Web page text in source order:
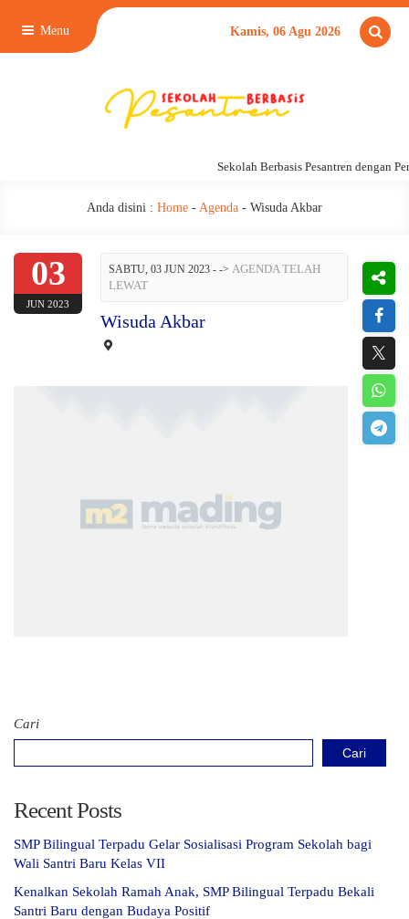
Menu Kamis, 06 Agu 2026
Sekolah Berbasis Pesantren dengan
Anda disini : Home - Agenda - Wisuda Akbar
03
JUN 2023
SABTU, 03 JUN 2023 - -> AGENDA TELAH
LEWAT
Wisuda Akbar
Cari
Cari
Recent Posts
SMP Bilingual Terpadu Gelar Sosialisasi Program Sekolah bagi
Wali Santri Baru Kelas VII
Kenalkan Sekolah Ramah Anak, SMP Bilingual Terpadu Bekali
Santri Baru dengan Budaya Positif